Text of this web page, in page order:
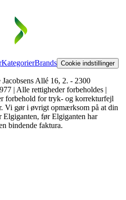
KategorierBrands Cookie indstillinger
Allé 16, 2. - 2300
| Alle rettigheder forbeholdes |
forbehold for tryk- og korrekturfejl
Vi gør i øvrigt opmærksom på at din
før Elgiganten har
bindende faktura.